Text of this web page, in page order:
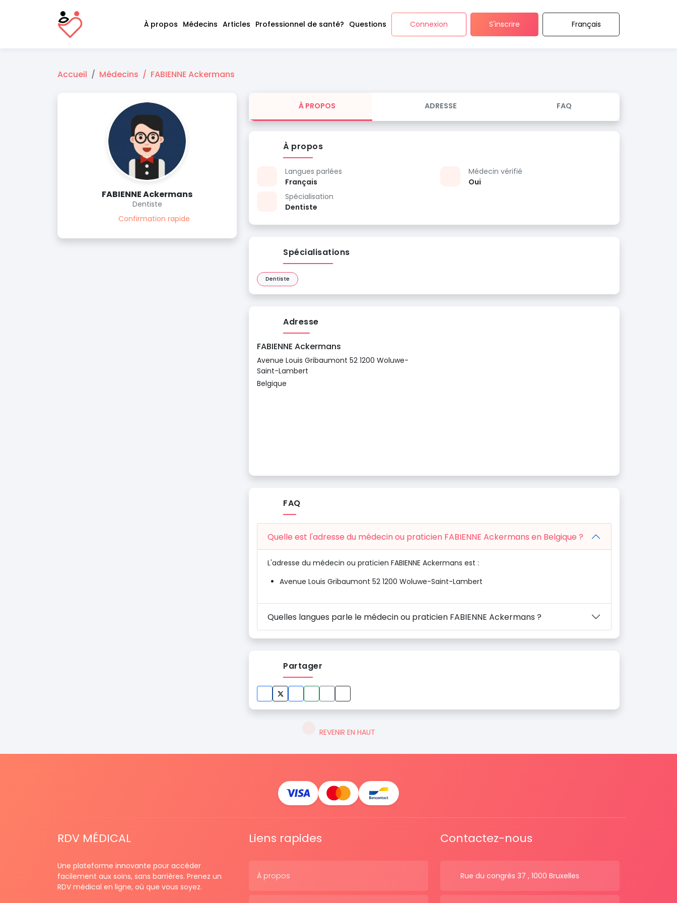
À propos Médecins Articles Professionnel de santé? Questions Connexion S'inscrire Français
Accueil Médecins FABIENNE Ackermans
FABIENNE Ackermans
Dentiste
Confirmation rapide
À PROPOS ADRESSE FAQ
À propos
Langues parlées
Français
Spécialisation
Dentiste
Médecin vérifié
Oui
Spécialisations
Dentiste
Adresse
FABIENNE Ackermans
Avenue Louis Gribaumont 52 1200 Woluwe-
Saint-Lambert
Belgique
FAQ
Quelle est l'adresse du médecin ou praticien FABIENNE Ackermans en Belgique ?
L'adresse du médecin ou praticien FABIENNE Ackermans est :
Avenue Louis Gribaumont 52 1200 Woluwe-Saint-Lambert
Quelles langues parle le médecin ou praticien FABIENNE Ackermans ?
Partager
REVENIR EN HAUT
RDV MÉDICAL
Une plateforme innovante pour accéder
facilement aux soins, sans barrières. Prenez un
RDV médical en ligne, où que vous soyez.
Liens rapides
À propos
Contactez-nous
Rue du congrès 37 , 1000 Bruxelles